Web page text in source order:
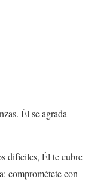
Él se agrada
difíciles, Él te cubre
comprométete con